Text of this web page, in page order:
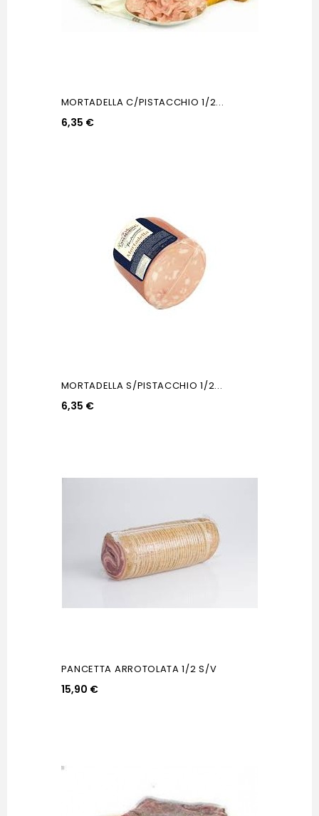
MORTADELLA C/PISTACCHIO 1/2...
6,35 €
MORTADELLA S/PISTACCHIO 1/2...
6,35 €
PANCETTA ARROTOLATA 1/2 S/V
15,90 €